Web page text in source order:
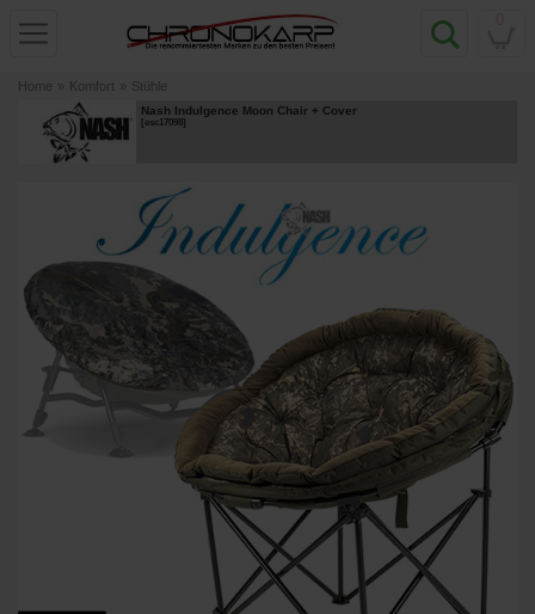
Home » Komfort » Stühle
Nash Indulgence Moon Chair + Cover
[esc17098]